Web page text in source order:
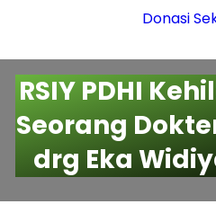
Donasi
RSIY PDHI
Seorang
drg Eka